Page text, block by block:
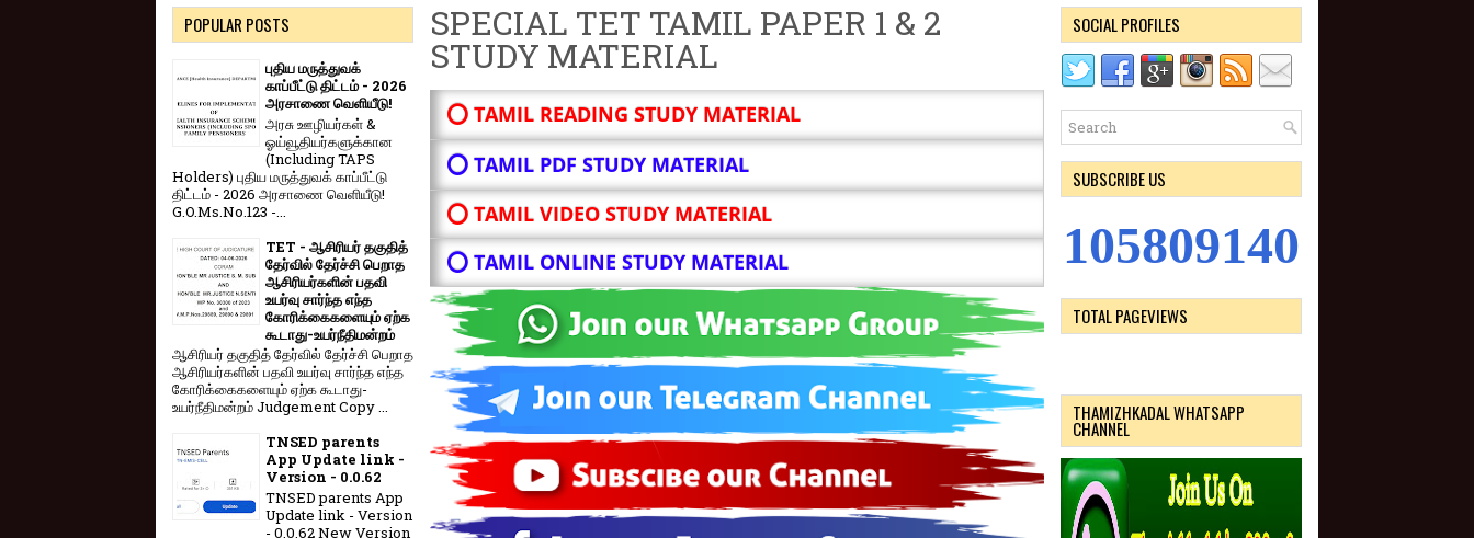
SPECIAL TET TAMIL PAPER 1 & 2
STUDY MATERIAL
⭕ TAMIL READING STUDY MATERIAL
⭕ TAMIL PDF STUDY MATERIAL
⭕ TAMIL VIDEO STUDY MATERIAL
⭕ TAMIL ONLINE STUDY MATERIAL
POPULAR POSTS
புதிய மருத்துவக்
காப்பீட்டு திட்டம் - 2026
அரசாணை வெளியீடு!
அரசு ஊழியர்கள் &
ஓய்வூதியர்களுக்கான
(Including TAPS
Holders) புதிய மருத்துவக் காப்பீட்டு
திட்டம் - 2026 அரசாணை வெளியீடு!
G.O.Ms.No.123 -...
TET - ஆசிரியர் தகுதித்
தேர்வில் தேர்ச்சி பெறாத
ஆசிரியர்களின் பதவி
உயர்வு சார்ந்த எந்த
கோரிக்கைகளையும் ஏற்க
கூடாது-உயர்நீதிமன்றம்
ஆசிரியர் தகுதித் தேர்வில் தேர்ச்சி பெறாத
ஆசிரியர்களின் பதவி உயர்வு சார்ந்த எந்த
கோரிக்கைகளையும் ஏற்க கூடாது-
உயர்நீதிமன்றம் Judgement Copy ...
TNSED parents
App Update link -
Version - 0.0.62
TNSED parents App
Update link - Version
- 0.0.62 New Version
SOCIAL PROFILES
SUBSCRIBE US
105809140
TOTAL PAGEVIEWS
THAMIZHKADAL WHATSAPP
CHANNEL